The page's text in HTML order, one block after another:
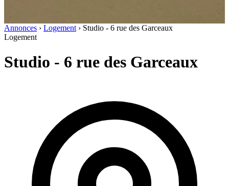
Annonces › Logement › Studio - 6 rue des Garceaux
Logement
Studio - 6 rue des Garceaux